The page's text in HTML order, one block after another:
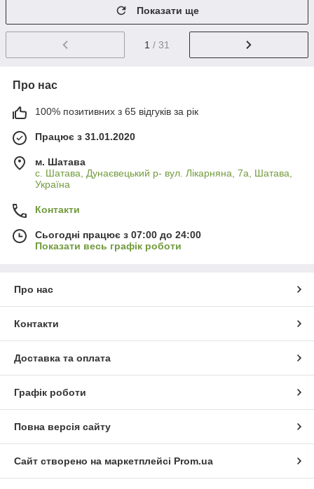
Показати ще
1 / 31
Про нас
100% позитивних з 65 відгуків за рік
Працює з 31.01.2020
м. Шатава
с. Шатава, Дунаєвецький р- вул. Лікарняна, 7а, Шатава,
Україна
Контакти
Сьогодні працює з 07:00 до 24:00
Показати весь графік роботи
Про нас
Контакти
Доставка та оплата
Графік роботи
Повна версія сайту
Сайт створено на маркетплейсі Prom.ua